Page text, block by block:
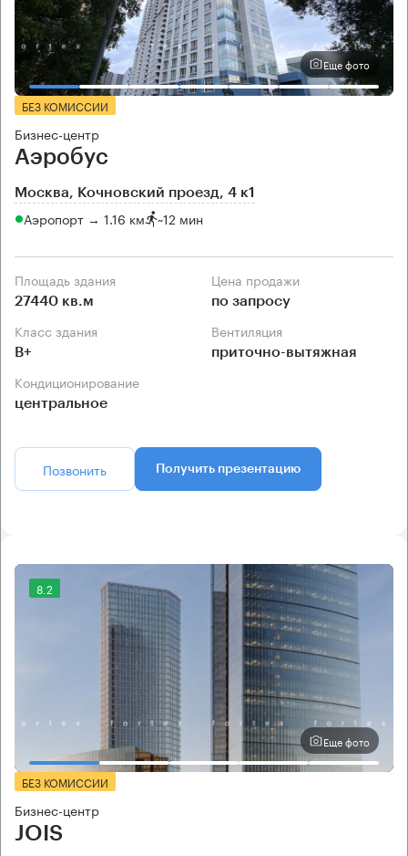
Еще фото
БЕЗ КОМИССИИ
Бизнес-центр
Аэробус
Москва, Кочновский проезд, 4 к1
Аэропорт → 1.16 км ~12 мин
Площадь здания
27440 кв.м
Цена продажи
по запросу
Класс здания
B+
Вентиляция
приточно-вытяжная
Кондиционирование
центральное
Позвонить Получить презентацию
8.2
Еще фото
БЕЗ КОМИССИИ
Бизнес-центр
JOIS